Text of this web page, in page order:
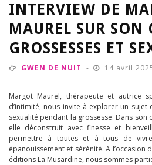
INTERVIEW DE
MAUREL SUR SON
GROSSESSES ET
GWEN DE NUIT 14 avril
Margot Maurel, thérapeute et autrice
d’intimité, nous invite à explorer un
sexualité pendant la grossesse. Dans son
elle déconstruit avec finesse et
permettre à toutes et à tous de
épanouissement et sérénité. A l’occasion
éditions La Musardine, nous sommes